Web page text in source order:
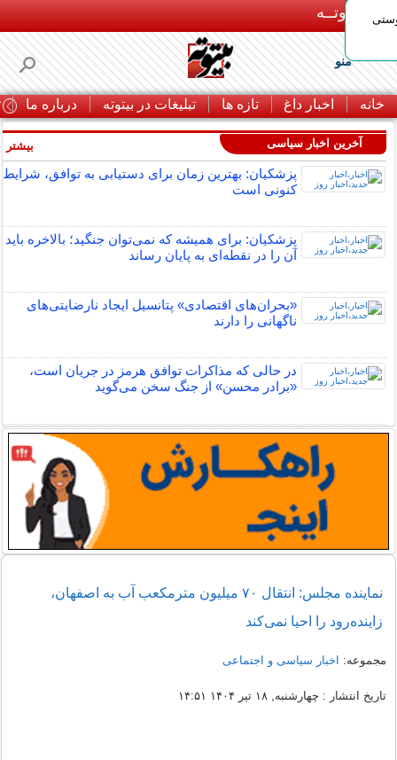
بـیتوتــه
منو
خانه اخبار داغ تازه ها تبلیغات در بیتوته درباره ما
آخرین اخبار سیاسی
پزشکیان: بهترین زمان برای دستیابی به توافق، شرایط
کنونی است
پزشکیان: برای همیشه که نمی‌توان جنگید؛ بالاخره باید
آن را در نقطه‌ای به پایان رساند
«بحران‌های اقتصادی» پتانسیل ایجاد نارضایتی‌های
ناگهانی را دارند
در حالی که مذاکرات توافق هرمز در جریان است،
«برادر محسن» از جنگ سخن می‌گوید
بیشتر
نماینده مجلس: انتقال ۷۰ میلیون مترمکعب آب به اصفهان،
زاینده‌رود را احیا نمی‌کند
مجموعه: اخبار سیاسی و اجتماعی
تاریخ انتشار : چهارشنبه, ۱۸ تیر ۱۴۰۴ ۱۴:۵۱